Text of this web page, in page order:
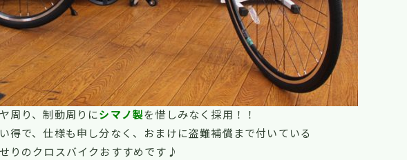
周り、制動周りにシマノ製を惜しみなく採用！！
得で、仕様も申し分なく、おまけに盗難補償まで付いている
りのクロスバイクおすすめです♪